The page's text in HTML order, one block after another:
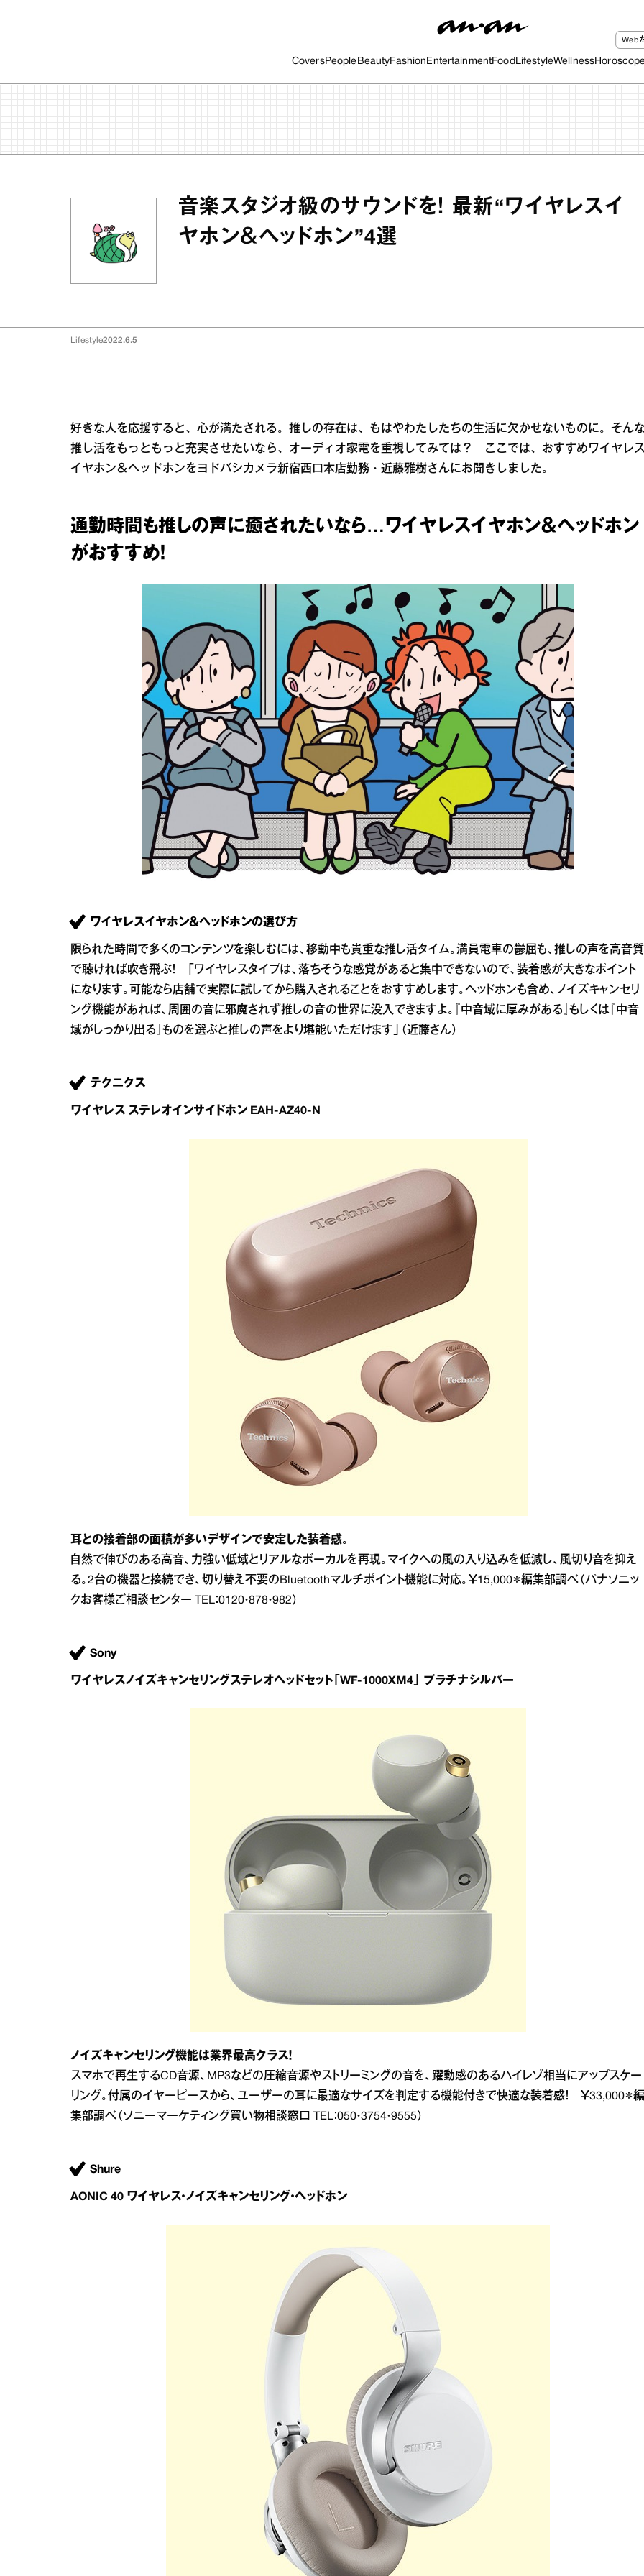
CoversPeople BeautyFashion EntertainmentFood LifestyleWellness
Web
音楽スタジオ級のサウンドを！ 最新“ワイヤレスイ
ヤホン＆ヘッドホン”4選
Lifestyle2022.6.5
好きな人を応援すると、心が満たされる。推しの存在は、もはやわたしたちの生活に欠かせないものに。そん
推し活をもっともっと充実させたいなら、オーディオ家電を重視してみては？ ここでは、おすすめワイヤレ
イヤホン＆ヘッドホンをヨドバシカメラ新宿西口本店勤務・近藤雅樹さんにお聞きしました。
通勤時間も推しの声に癒されたいなら…ワイヤレスイヤホン＆ヘッドホン
がおすすめ！
ワイヤレスイヤホン＆ヘッドホンの選び方
限られた時間で多くのコンテンツを楽しむには、移動中も貴重な推し活タイム。満員電車の鬱屈も、推しの声を高音質
で聴ければ吹き飛ぶ！ 「ワイヤレスタイプは、落ちそうな感覚があると集中できないので、装着感が大きなポイント
になります。可能なら店舗で実際に試してから購入されることをおすすめします。ヘッドホンも含め、ノイズキャンセリ
ング機能があれば、周囲の音に邪魔されず推しの音の世界に没入できますよ。『中音域に厚みがある』もしくは『中音
域がしっかり出る』ものを選ぶと推しの声をより堪能いただけます」（近藤さん）
テクニクス
ワイヤレス ステレオインサイドホン EAH‐AZ40‐N
耳との接着部の面積が多いデザインで安定した装着感。
自然で伸びのある高音、力強い低域とリアルなボーカルを再現。マイクへの風の入り込みを低減し、風切り音を抑え
る。2台の機器と接続でき、切り替え不要のBluetoothマルチポイント機能に対応。￥15,000＊編集部調べ（パナソニッ
クお客様ご相談センター TEL：0120・878・982）
Sony
ワイヤレスノイズキャンセリングステレオヘッドセット「WF‐1000XM4」 プラチナシルバー
ノイズキャンセリング機能は業界最高クラス！
スマホで再生するCD音源、MP3などの圧縮音源やストリーミングの音を、躍動感のあるハイレゾ相当にアップスケー
リング。付属のイヤーピースから、ユーザーの耳に最適なサイズを判定する機能付きで快適な装着感！ ￥33,000＊編
集部調べ（ソニーマーケティング買い物相談窓口 TEL：050・3754・9555）
Shure
AONIC 40 ワイヤレス・ノイズキャンセリング・ヘッドホン